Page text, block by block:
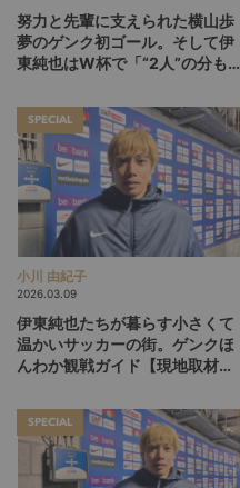
努力と先輩に支えられた横山歩
夢のゲンク初ゴール。そして伊
東純也はW杯で「“2人”の分も頑
SPECIAL
小川 由紀子
2026.03.09
伊東純也たちが暮らす小さくて
温かいサッカーの街。ゲンクほ
んわか観戦ガイド【現地取材・
SPECIAL